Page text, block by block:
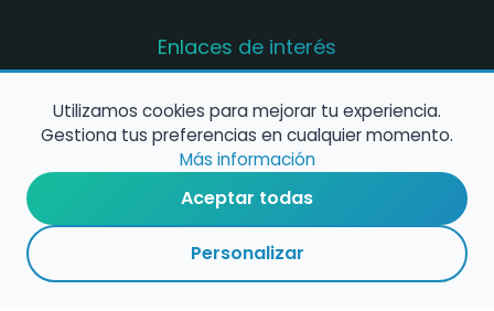
Enlaces de interés
música en España
Configura alertas de empleo
Contacta con nosotros
Utilizamos cookies para mejorar tu experiencia.
Gestiona tus preferencias en cualquier momento.
Más información
Aceptar todas
Personalizar